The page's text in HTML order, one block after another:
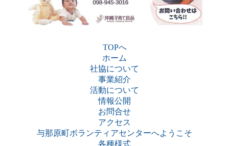
TOPへ
ホーム
社協について
事業紹介
活動について
情報公開
お問合せ
アクセス
与那原町ボランティアセンターへようこそ
各種様式